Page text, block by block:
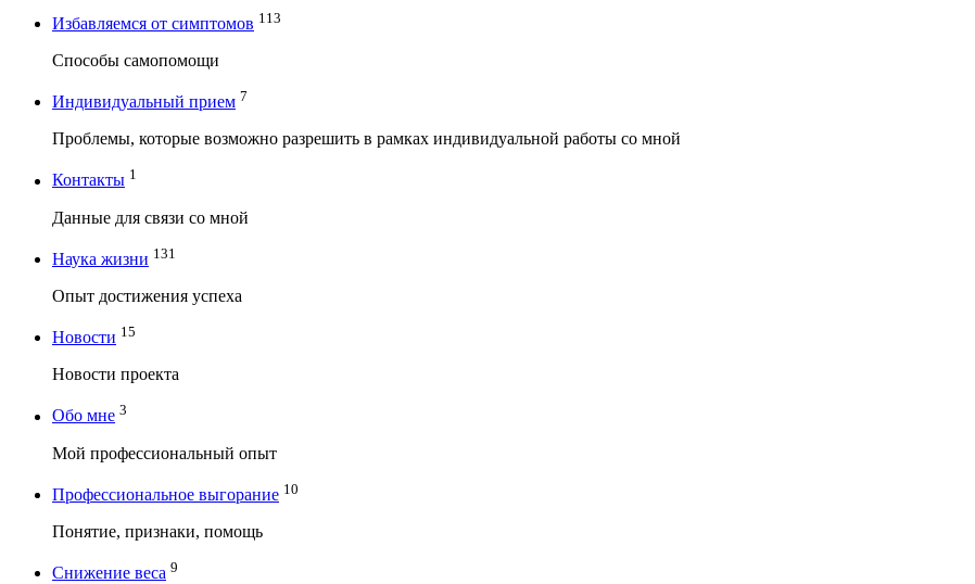
Избавляемся от симптомов 113
Способы самопомощи
Индивидуальный прием 7
Проблемы, которые возможно разрешить в рамках индивидуальной работы со мной
Контакты 1
Данные для связи со мной
Наука жизни 131
Опыт достижения успеха
Новости 15
Новости проекта
Обо мне 3
Мой профессиональный опыт
Профессиональное выгорание 10
Понятие, признаки, помощь
Снижение веса 9